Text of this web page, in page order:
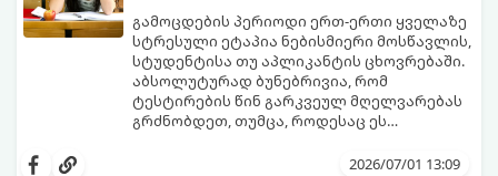
გამოცდების პერიოდი ერთ-ერთი ყველაზე
სტრესული ეტაპია ნებისმიერი მოსწავლის,
სტუდენტისა თუ აპლიკანტის ცხოვრებაში.
აბსოლუტურად ბუნებრივია, რომ
ტესტირების წინ გარკვეულ მღელვარებას
გრძნობდეთ, თუმცა, როდესაც ეს
გადადის, ის ბლოკავს ტვინის რესურსებს.
მხოლოდ ცოდნის ნაკლებობით არ არის
2026/07/01 13:09